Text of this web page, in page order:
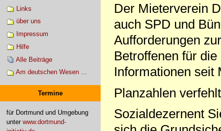
Links
über uns
Impressum
Hilfe
Alle Beiträge
Am deutschen Wesen ...
Termine
für Dortmund und Umgebung
unter www.dortmund-
Der Mieterverein
auch SPD und
Aufforderungen
Betroffenen für
Informationen seit
Planzahlen verfehlt
Sozialdezernent